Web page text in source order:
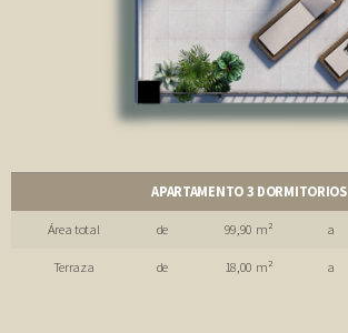
APARTAMENTO 3 DORMITORIOS
Área total de 99,90 m² a
Terraza de 18,00 m² a